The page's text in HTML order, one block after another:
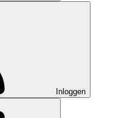
Inloggen